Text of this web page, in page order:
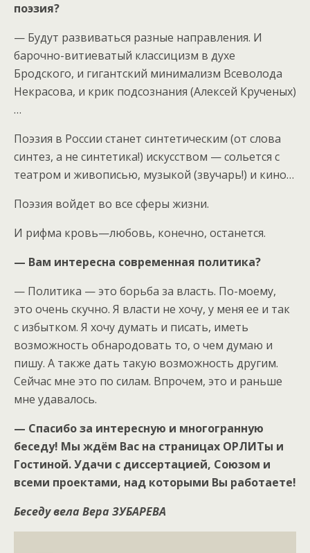
поэзия?
— Будут развиваться разные направления. И
барочно-витиеватый классицизм в духе
Бродского, и гигантский минимализм Всеволода
Некрасова, и крик подсознания (Алексей Крученых)
…
Поэзия в России станет синтетическим (от слова
синтез, а не синтетика!) искусством — сольется с
театром и живописью, музыкой (звучарь!) и кино…
Поэзия войдет во все сферы жизни.
И рифма кровь—любовь, конечно, останется.
— Вам интересна современная политика?
— Политика — это борьба за власть. По-моему,
это очень скучно. Я власти не хочу, у меня ее и так
с избытком. Я хочу думать и писать, иметь
возможность обнародовать то, о чем думаю и
пишу. А также дать такую возможность другим.
Сейчас мне это по силам. Впрочем, это и раньше
мне удавалось.
— Спасибо за интересную и многогранную
беседу! Мы ждём Вас на страницах ОРЛИТы и
Гостиной. Удачи с диссертацией, Союзом и
всеми проектами, над которыми Вы работаете!
Беседу вела Вера ЗУБАРЕВА